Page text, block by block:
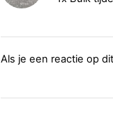
Als je een reactie op